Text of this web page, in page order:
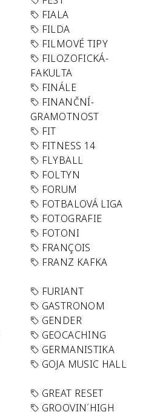
FIALA
FILDA
FILMOVÉ TIPY
FILOZOFICKÁ-
FAKULTA
FINÁLE
FINANČNÍ-
GRAMOTNOST
FIT
FITNESS 14
FLYBALL
FOLTYN
FORUM
FOTBALOVÁ LIGA
FOTOGRAFIE
FOTONI
FRANÇOIS
FRANZ KAFKA
FURIANT
GASTRONOM
GENDER
GEOCACHING
GERMANISTIKA
GOJA MUSIC HALL
GREAT RESET
GROOVIN´HIGH